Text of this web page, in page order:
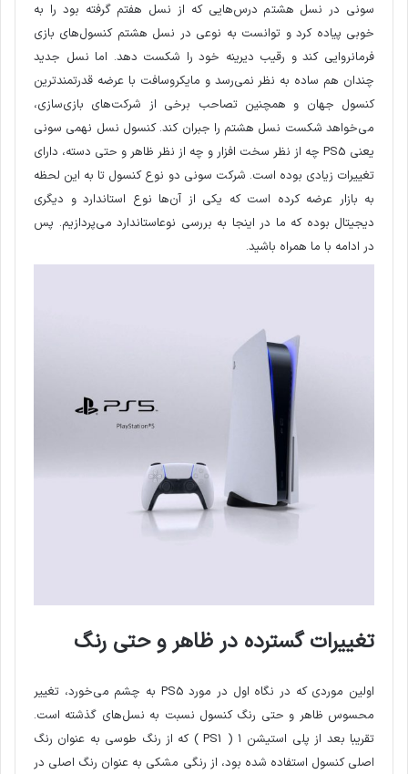
سونی در نسل هشتم درس‌هایی که از نسل هفتم گرفته بود را به
خوبی پیاده کرد و توانست به نوعی در نسل هشتم کنسول‌های بازی
فرمانروایی کند و رقیب دیرینه خود را شکست دهد. اما نسل جدید
چندان هم ساده به نظر نمی‌رسد و مایکروسافت با عرضه قدرتمندترین
کنسول جهان و همچنین تصاحب برخی از شرکت‌های بازی‌سازی،
می‌خواهد شکست نسل هشتم را جبران کند. کنسول نسل نهمی سونی
یعنی PS5 چه از نظر سخت افزار و چه از نظر ظاهر و حتی دسته، دارای
تغییرات زیادی بوده است. شرکت سونی دو نوع کنسول تا به این لحظه
به بازار عرضه کرده است که یکی از آن‌ها نوع استاندارد و دیگری
دیجیتال بوده که ما در اینجا به بررسی نوعاستاندارد می‌پردازیم. پس
در ادامه با ما همراه باشید.
تغییرات گسترده در ظاهر و حتی رنگ
اولین موردی که در نگاه اول در مورد PS5 به چشم می‌خورد، تغییر
محسوس ظاهر و حتی رنگ کنسول نسبت به نسل‌های گذشته است.
تقریبا بعد از پلی استیشن ۱ ( PS1 ) که از رنگ طوسی به عنوان رنگ
اصلی کنسول استفاده شده بود، از رنگی مشکی به عنوان رنگ اصلی در